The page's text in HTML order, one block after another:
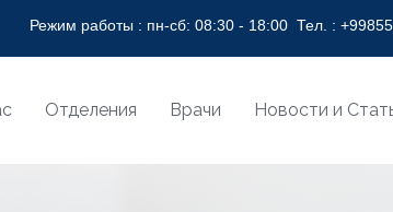
БИЛАН! * BEAUTY OF LIFE WITH HEALTHY
Режим работы : пн-сб: 08:30 - 18:00Тел. :
Отделения Врачи Новости и